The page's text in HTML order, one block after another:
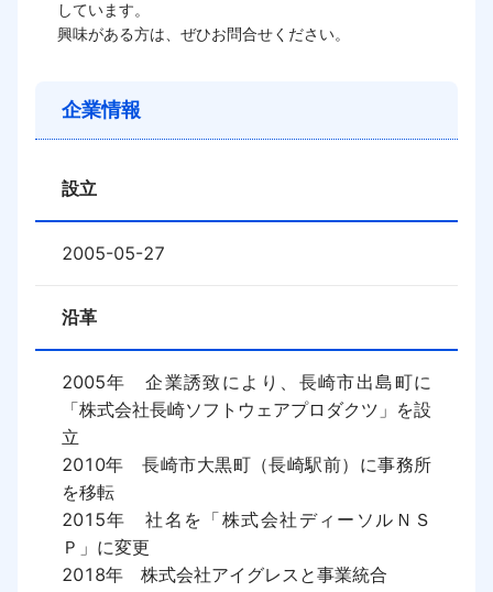
しています。
企業情報
設立
2005-05-27
沿革
2005年　企業誘致により、長崎市出島町に
「株式会社長崎ソフトウェアプロダクツ」を設
立
2010年　長崎市大黒町（長崎駅前）に事務所
を移転
2015年　社名を「株式会社ディーソルＮＳ
Ｐ」に変更
2018年　株式会社アイグレスと事業統合